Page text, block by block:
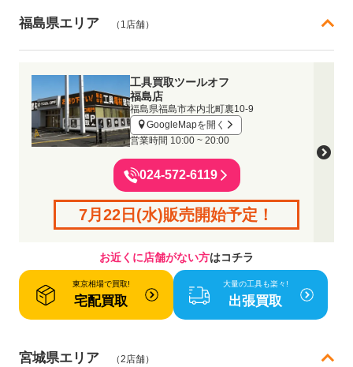
福島県エリア （1店舗）
工具買取ツールオフ
福島店
福島県福島市本内北町裏10-9
GoogleMapを開く
営業時間 10:00 ~ 20:00
024-572-6119
7月22日(水)販売開始予定！
お近くに店舗がない方はコチラ
東京相場で買取!
宅配買取
大量の工具も楽々!
出張買取
宮城県エリア （2店舗）